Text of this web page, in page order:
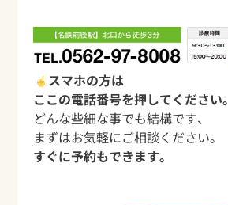
スマホの方は
ここの電話番号を押してください。
どんな些細な事でも結構です、
まずはお気軽にご相談ください。
すぐに予約もできます。